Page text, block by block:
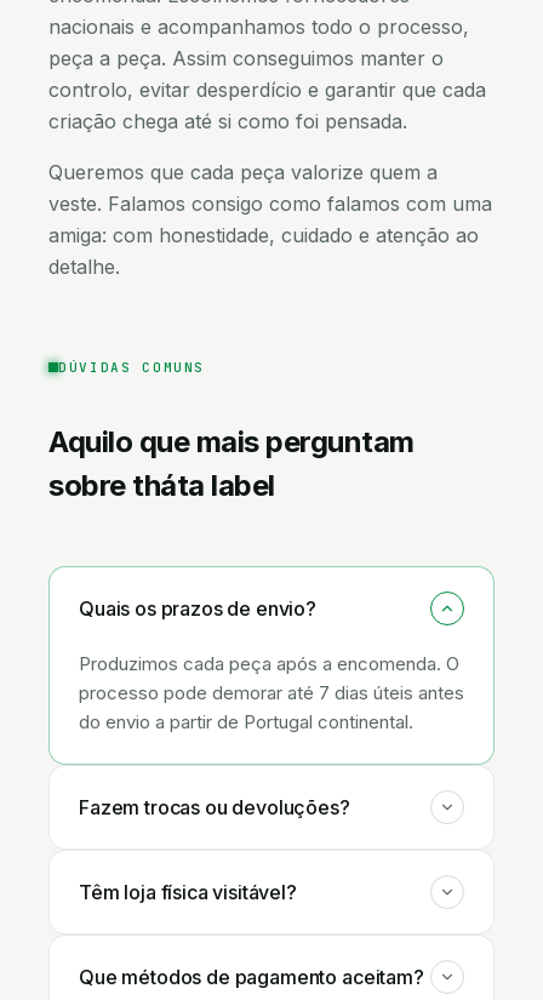
nacionais e acompanhamos todo o processo,
peça a peça. Assim conseguimos manter o
controlo, evitar desperdício e garantir que cada
criação chega até si como foi pensada.
Queremos que cada peça valorize quem a
veste. Falamos consigo como falamos com uma
amiga: com honestidade, cuidado e atenção ao
detalhe.
DÚVIDAS COMUNS
Aquilo que mais perguntam
sobre tháta label
Quais os prazos de envio?
Produzimos cada peça após a encomenda. O
processo pode demorar até 7 dias úteis antes
do envio a partir de Portugal continental.
Fazem trocas ou devoluções?
Têm loja física visitável?
Que métodos de pagamento aceitam?